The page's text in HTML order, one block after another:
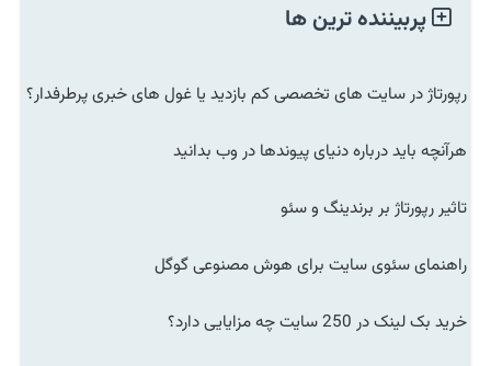
پربیننده ترین ها
رپورتاژ در سایت های تخصصی کم بازدید یا غول های خبری پرطرفدار؟
هرآنچه باید درباره دنیای پیوندها در وب بدانید
تاثیر رپورتاژ بر برندینگ و سئو
راهنمای سئوی سایت برای هوش مصنوعی گوگل
خرید بک لینک در 250 سایت چه مزایایی دارد؟